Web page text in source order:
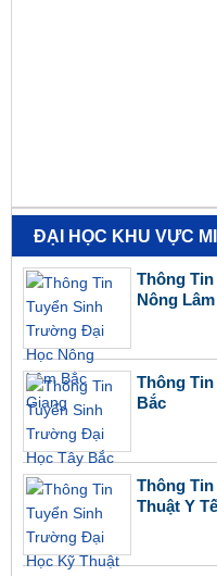
ĐẠI HỌC KHU VỰC
Thông
Nông
Thông
Bắc
Thông
Thuật Y